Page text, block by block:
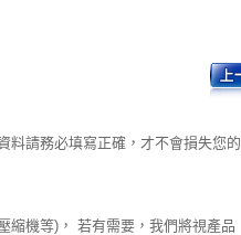
料請務必填寫正確，才不會損失您的
縮機等)， 若有需要，我們將視產品